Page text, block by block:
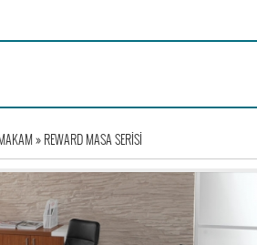
»REWARD MASA SERİSİ